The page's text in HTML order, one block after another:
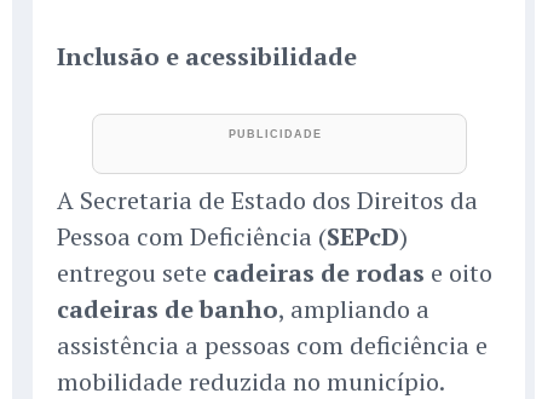
Inclusão e acessibilidade
A Secretaria de Estado dos Direitos da
Pessoa com Deficiência (SEPcD)
entregou sete cadeiras de rodas e oito
cadeiras de banho, ampliando a
assistência a pessoas com deficiência e
mobilidade reduzida no município.